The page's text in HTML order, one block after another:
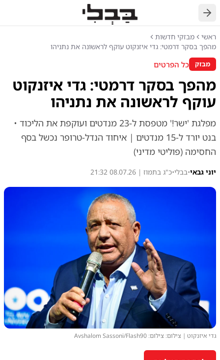
חזרה
ראשי
מבזקי חדשות
מהפך בסקר דרמטי: גדי איזנקוט עוקף לראשונה את נתניהו
מבזק כל הפרטים
מהפך בסקר דרמטי: גדי איזנקוט
עוקף לראשונה את נתניהו
מפלגת 'ישר!' מטפסת ל-23 מנדטים ועוקפת את הליכוד •
בנט יורד ל-15 מנדטים | איחוד הנדל-טרופר נכשל בסף
החסימה (פוליטי מדיני)
יוני גבאי•בבלי•כ"ג בתמוז | 08.07.26 21:32
גדי איזנקוט | צילום: צילום: Avshalom Sassoni/Flash90